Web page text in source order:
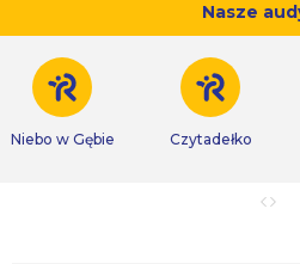
Nasze
Niebo w Gębie Czytadełko